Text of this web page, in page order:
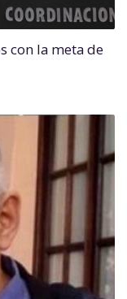
con la meta de